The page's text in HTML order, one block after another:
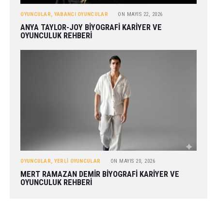
OYUNCULAR, YABANCI OYUNCULAR ON MAYIS 22, 2026
ANYA TAYLOR-JOY BIYOGRAFI KARIYER VE
OYUNCULUK REHBERI
OYUNCULAR, YERLI OYUNCULAR ON MAYIS 20, 2026
MERT RAMAZAN DEMIR BIYOGRAFI KARIYER VE
OYUNCULUK REHBERI